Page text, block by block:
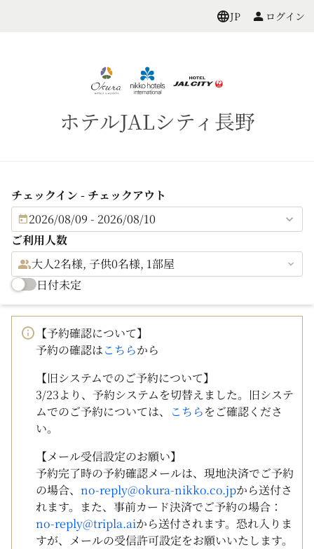
JP ログイン
ホテルJALシティ長野
チェックイン - チェックアウト
2026/08/09 - 2026/08/10
ご利用人数
大人2名様, 子供0名様, 1部屋
日付未定
【予約確認について】
予約の確認はこちらから
【旧システムでのご予約について】
3/23より、予約システムを切替えました。旧システ
ムでのご予約については、
こちらをご確認くださ
い。
【メール受信設定のお願い】
予約完了時の予約確認メールは、現地決済でご予約
の場合、 no-reply@okura-nikko.co.jpから送付さ
れます。また、事前カード決済でご予約の場合：
no-reply@tripla.aiから送付されます。恐れ入りま
すが、メールの受信許可設定をお願いいたします。